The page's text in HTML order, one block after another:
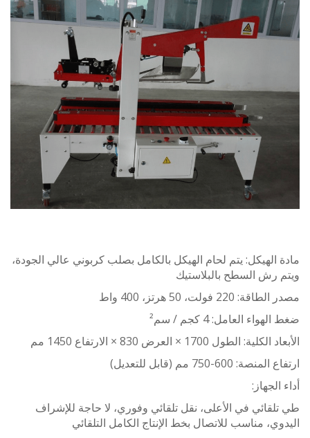
الهيكل: يتم لحام الهيكل بالكامل بصلب كربوني عالي الجودة،
رش السطح بالبلاستيك
فولت، 50 هرتز، 400 واط
العامل: 4 كجم / سم²
الطول 1700 × العرض 830 × الارتفاع 1450 مم
600-750 مم (قابل للتعديل)
في الأعلى، نقل تلقائي وفوري، لا حاجة للإشراف
مناسب للاتصال بخط الإنتاج الكامل التلقائي